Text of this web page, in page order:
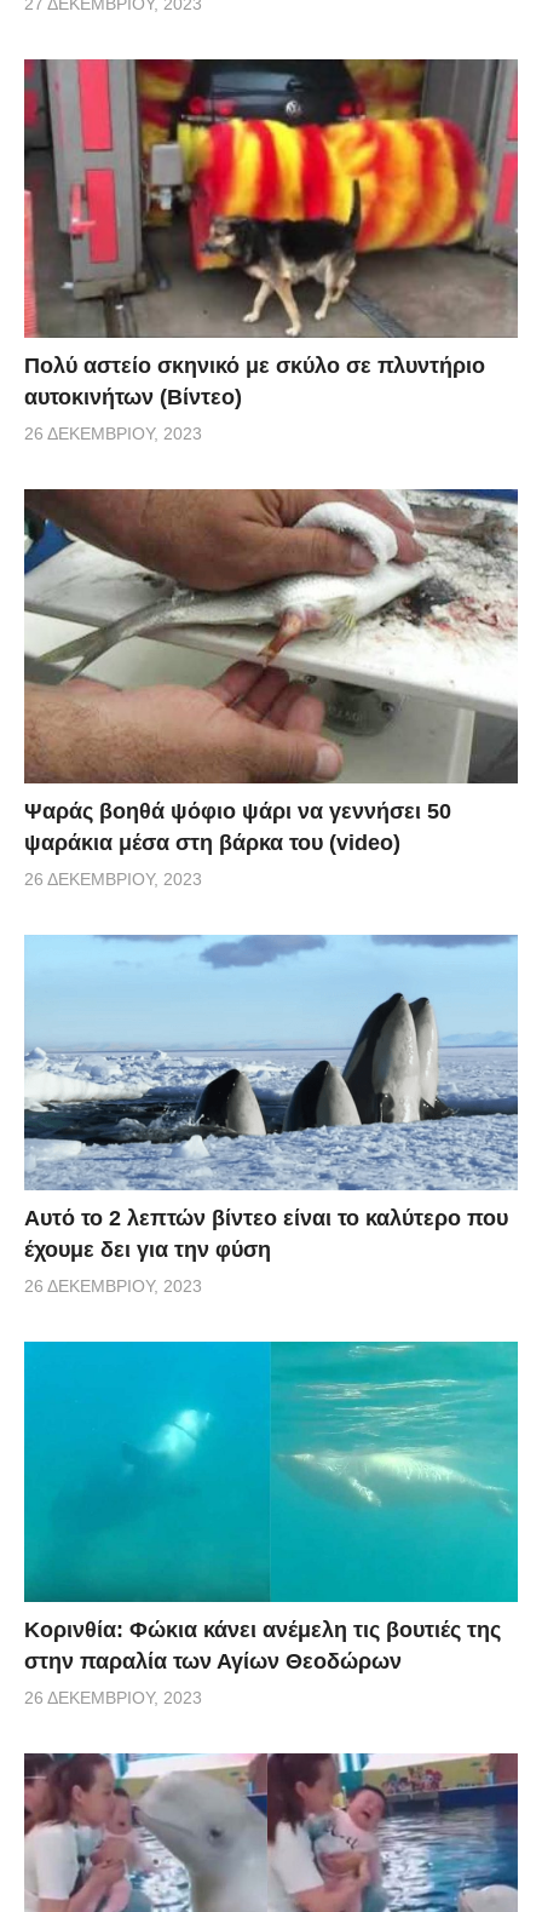
27 ΔΕΚΕΜΒΡΊΟΥ, 2023
Πολύ αστείο σκηνικό με σκύλο σε πλυντήριο
αυτοκινήτων (Βίντεο)
26 ΔΕΚΕΜΒΡΊΟΥ, 2023
Ψαράς βοηθά ψόφιο ψάρι να γεννήσει 50
ψαράκια μέσα στη βάρκα του (video)
26 ΔΕΚΕΜΒΡΊΟΥ, 2023
Αυτό το 2 λεπτών βίντεο είναι το καλύτερο που
έχουμε δει για την φύση
26 ΔΕΚΕΜΒΡΊΟΥ, 2023
Κορινθία: Φώκια κάνει ανέμελη τις βουτιές της
στην παραλία των Αγίων Θεοδώρων
26 ΔΕΚΕΜΒΡΊΟΥ, 2023